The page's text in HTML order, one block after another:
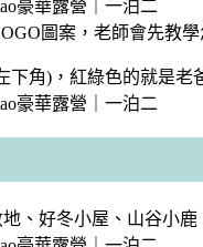
圖案，老師會先教
角)，紅綠色的就是老
、好冬小屋、山谷小